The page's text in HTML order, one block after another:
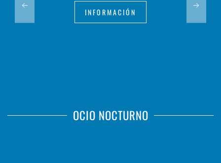
INFORMACIÓN
OCIO NOCTURNO